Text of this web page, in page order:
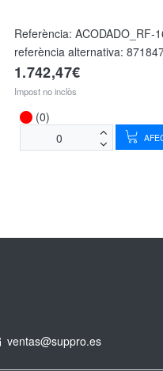
Referència: ACODADO_RF-
referència alternativa:
1.742,47€
Impost no inclòs
(0)
ventas@suppro.es